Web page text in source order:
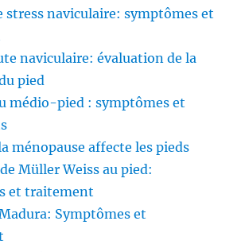
stress naviculaire: symptômes et
naviculaire: évaluation de la
pied
médio-pied : symptômes et
ménopause affecte les pieds
Müller Weiss au pied:
et traitement
Symptômes et